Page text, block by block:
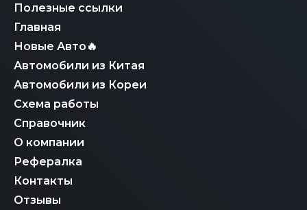
Полезные ссылки
Главная
Новые Авто🔥
Автомобили из Китая
Автомобили из Кореи
Схема работы
Справочник
О компании
Рефералка
Контакты
Отзывы